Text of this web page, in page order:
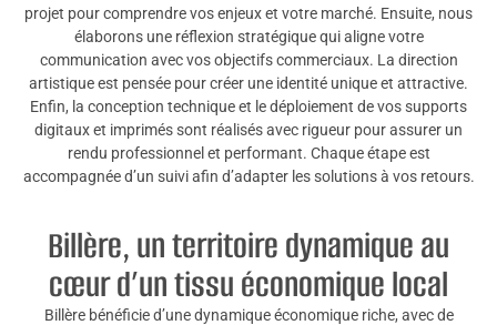
projet pour comprendre vos enjeux et votre marché. Ensuite, nous
élaborons une réflexion stratégique qui aligne votre
communication avec vos objectifs commerciaux. La direction
artistique est pensée pour créer une identité unique et attractive.
Enfin, la conception technique et le déploiement de vos supports
digitaux et imprimés sont réalisés avec rigueur pour assurer un
rendu professionnel et performant. Chaque étape est
accompagnée d’un suivi afin d’adapter les solutions à vos retours.
Billère, un territoire dynamique au
cœur d’un tissu économique local
Billère bénéficie d’une dynamique économique riche, avec de